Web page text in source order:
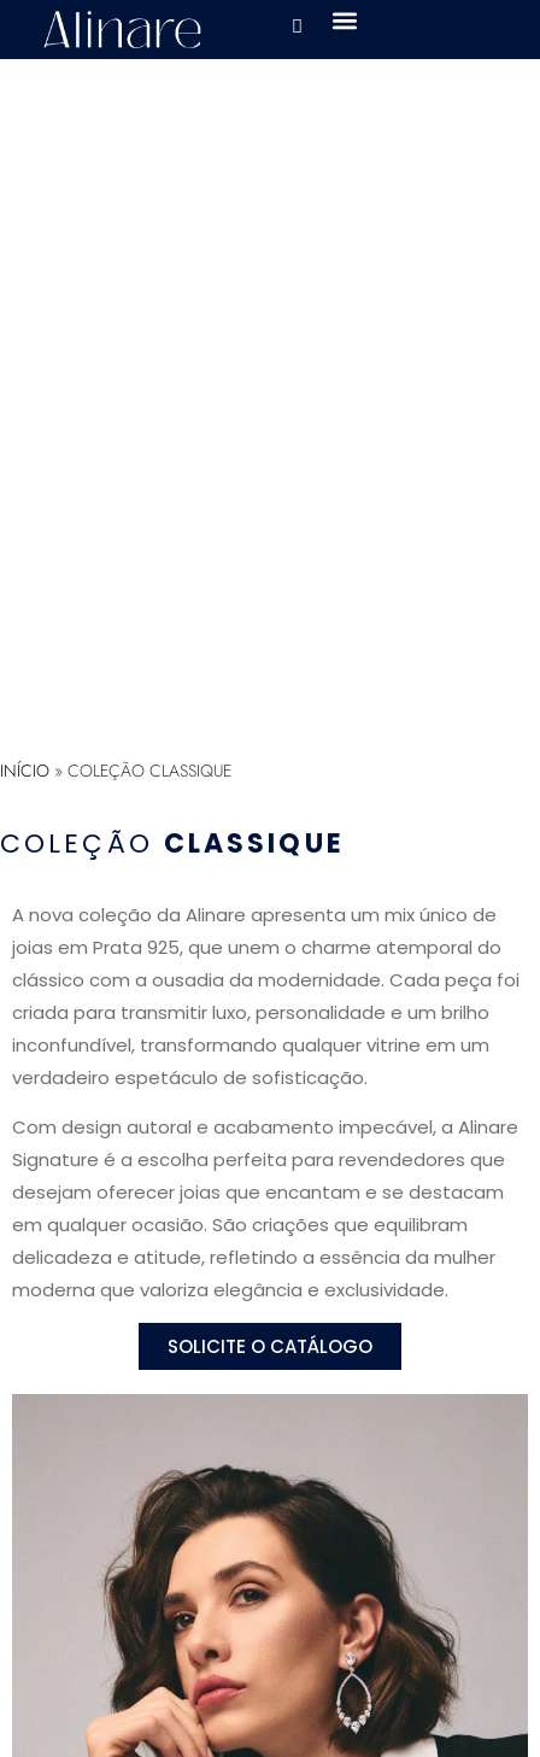
INÍCIO » COLEÇÃO CLASSIQUE
COLEÇÃO CLASSIQUE
A nova coleção da Alinare apresenta um mix único de
joias em Prata 925, que unem o charme atemporal do
clássico com a ousadia da modernidade. Cada peça foi
criada para transmitir luxo, personalidade e um brilho
inconfundível, transformando qualquer vitrine em um
verdadeiro espetáculo de sofisticação.
Com design autoral e acabamento impecável, a Alinare
Signature é a escolha perfeita para revendedores que
desejam oferecer joias que encantam e se destacam
em qualquer ocasião. São criações que equilibram
delicadeza e atitude, refletindo a essência da mulher
moderna que valoriza elegância e exclusividade.
SOLICITE O CATÁLOGO